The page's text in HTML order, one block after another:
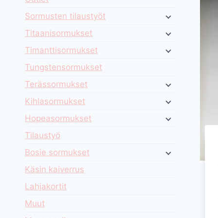
Sormusten tilaustyöt
Titaanisormukset
Timanttisormukset
Tungstensormukset
Terässormukset
Kihlasormukset
Hopeasormukset
Tilaustyö
Bosie sormukset
Käsin kaiverrus
Lahjakortit
Muut